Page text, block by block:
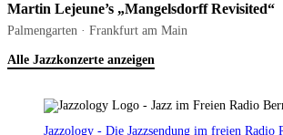
Martin Lejeune’s „Mangelsdorff Revisited“
Palmengarten · Frankfurt am Main
Alle Jazzkonzerte anzeigen
Jazzology - Die Jazzsendung im freien Radio